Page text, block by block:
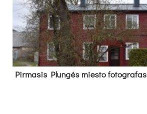
Pir­ma­sis Plun­gės mies­to fo­tog­ra­fas